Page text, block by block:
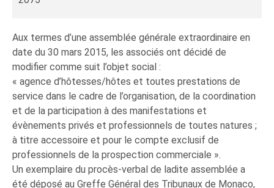
Aux termes d’une assemblée générale extraordinaire en
date du 30 mars 2015, les associés ont décidé de
modifier comme suit l’objet social :
« agence d’hôtesses/hôtes et toutes prestations de
service dans le cadre de l’organisation, de la coordination
et de la participation à des manifestations et
évènements privés et professionnels de toutes natures ;
à titre accessoire et pour le compte exclusif de
professionnels de la prospection commerciale ».
Un exemplaire du procès-verbal de ladite assemblée a
été déposé au Greffe Général des Tribunaux de Monaco,